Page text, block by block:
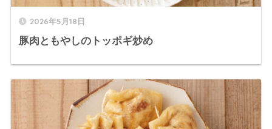
2026年5月18日
豚肉ともやしのトッポギ炒め